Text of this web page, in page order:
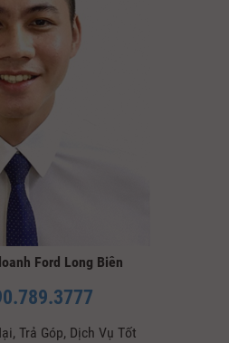
Ford Long Biên
Trả Góp, Dịch Vụ Tốt